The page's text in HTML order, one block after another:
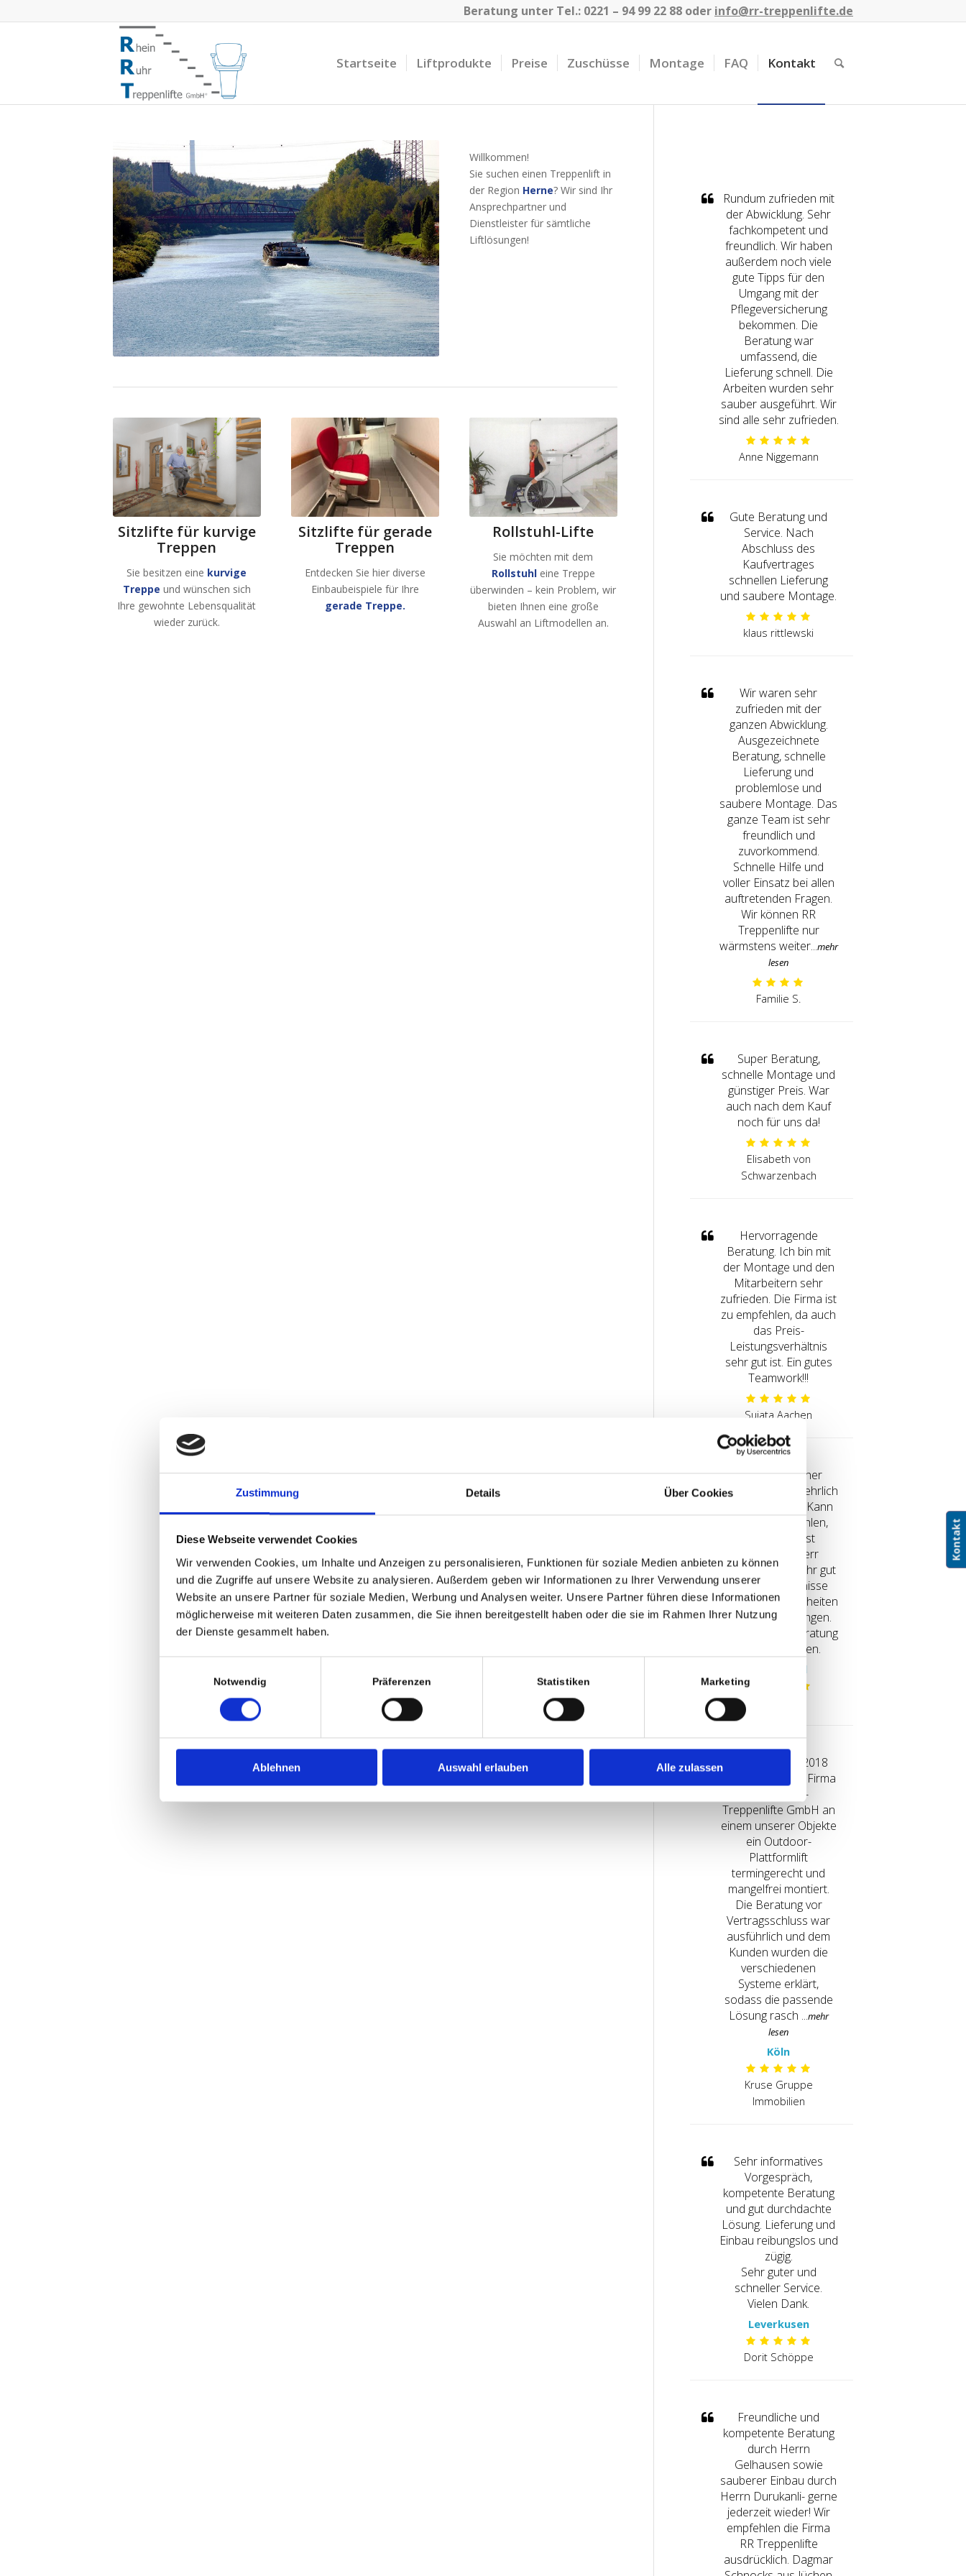
Zustimmung Details Über Cookies
Diese Webseite verwendet Cookies
Wir verwenden Cookies, um Inhalte und Anzeigen zu personalisieren, Funktionen für soziale Medien anbieten zu können
und die Zugriffe auf unsere Website zu analysieren. Außerdem geben wir Informationen zu Ihrer Verwendung unserer
Website an unsere Partner für soziale Medien, Werbung und Analysen weiter. Unsere Partner führen diese Informationen
möglicherweise mit weiteren Daten zusammen, die Sie ihnen bereitgestellt haben oder die sie im Rahmen Ihrer Nutzung
der Dienste gesammelt haben.
Notwendig Präferenzen Statistiken Marketing
Ablehnen Auswahl erlauben Alle zulassen
Beratung unter Tel.: 0221 – 94 99 22 88 oder info@rr-treppenlifte.de
Startseite Liftprodukte Preise Zuschüsse Montage FAQ Kontakt
Willkommen!
Sie suchen einen Treppenlift in
der Region Herne? Wir sind Ihr
Ansprechpartner und
Dienstleister für sämtliche
Liftlösungen!
Sitzlifte für kurvige
Treppen
Sie besitzen eine kurvige
Treppe und wünschen sich
Ihre gewohnte Lebensqualität
wieder zurück.
Sitzlifte für gerade
Treppen
Entdecken Sie hier diverse
Einbaubeispiele für Ihre
gerade Treppe.
Rollstuhl-Lifte
Sie möchten mit dem
Rollstuhleine Treppe
überwinden – kein Problem, wir
bieten Ihnen eine große
Auswahl an Liftmodellen an.
Rundum zufrieden mit
der Abwicklung. Sehr
fachkompetent und
freundlich. Wir haben
außerdem noch viele
gute Tipps für den
Umgang mit der
Pflegeversicherung
bekommen. Die
Beratung war
umfassend, die
Lieferung schnell. Die
Arbeiten wurden sehr
sauber ausgeführt. Wir
sind alle sehr zufrieden.
Anne Niggemann
Gute Beratung und
Service. Nach
Abschluss des
Kaufvertrages
schnellen Lieferung
und saubere Montage.
klaus rittlewski
Wir waren sehr
zufrieden mit der
ganzen Abwicklung.
Ausgezeichnete
Beratung, schnelle
Lieferung und
problemlose und
saubere Montage. Das
ganze Team ist sehr
freundlich und
zuvorkommend.
Schnelle Hilfe und
voller Einsatz bei allen
auftretenden Fragen.
Wir können RR
Treppenlifte nur
wärmstens weiter...
Familie S.
Super Beratung,
schnelle Montage und
günstiger Preis. War
auch nach dem Kauf
noch für uns da!
Elisabeth von
Schwarzenbach
Hervorragende
Beratung. Ich bin mit
der Montage und den
Mitarbeitern sehr
zufrieden. Die Firma ist
zu empfehlen, da auch
das Preis-
Leistungsverhältnis
sehr gut ist. Ein gutes
Teamwork!!!
Sujata Aachen
Sehr freundlicher
Berater, absolut ehrlich
und kompetent. Kann
ich sehr empfehlen,
meine Oma ist
begeistert! Herr
Gelhausen ist sehr gut
auf die Bedürfnisse
und die Gegebenheiten
vor Ort eingegangen.
Danke für die Beratung
Herr Gelhausen.
Remscheid
Im November 2018
wurde durch die Firma
Rhein-Ruhr-
Treppenlifte GmbH an
einem unserer Objekte
ein Outdoor-
Plattformlift
termingerecht und
mangelfrei montiert.
Die Beratung vor
Vertragsschluss war
ausführlich und dem
Kunden wurden die
verschiedenen
Systeme erklärt,
sodass die passende
Lösung rasch ...
Köln
Kruse Gruppe
Immobilien
Sehr informatives
Vorgespräch,
kompetente Beratung
und gut durchdachte
Lösung. Lieferung und
Einbau reibungslos und
zügig.
Sehr guter und
schneller Service.
Vielen Dank.
Leverkusen
Dorit Schöppe
Freundliche und
kompetente Beratung
durch Herrn
Gelhausen sowie
sauberer Einbau durch
Herrn Durukanli- gerne
jederzeit wieder! Wir
empfehlen die Firma
RR Treppenlifte
ausdrücklich. Dagmar
Kontakt
Kontakt